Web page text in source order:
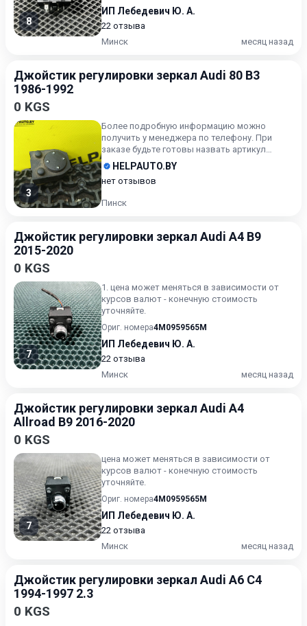
8
ИП Лебедевич Ю. А.
22 отзыва
Минск
месяц назад
Джойстик регулировки зеркал Audi 80 B3
1986-1992
0 KGS
3
Более подробную информацию можно
получить у менеджера по телефону. При
заказе будьте готовы назвать артикул
объявления
HELPAUTO.BY
нет отзывов
Пинск
Джойстик регулировки зеркал Audi A4 B9
2015-2020
0 KGS
7
1. цена может меняться в зависимости от
курсов валют - конечную стоимость
уточняйте.
Ориг. номера4M0959565M
ИП Лебедевич Ю. А.
22 отзыва
Минск
месяц назад
Джойстик регулировки зеркал Audi A4
Allroad B9 2016-2020
0 KGS
7
цена может меняться в зависимости от
курсов валют - конечную стоимость
уточняйте.
Ориг. номера4M0959565M
ИП Лебедевич Ю. А.
22 отзыва
Минск
месяц назад
Джойстик регулировки зеркал Audi A6 C4
1994-1997 2.3
0 KGS